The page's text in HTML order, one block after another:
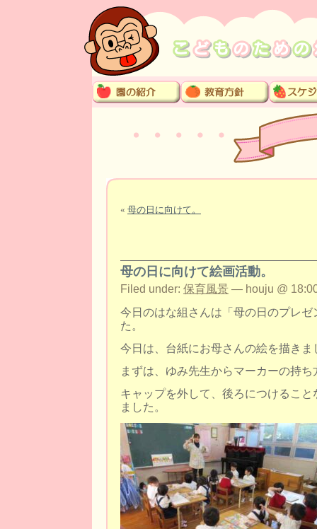
« 母の日に向けて。
母の日に向けて絵画活動。
Filed under: 保育風景 — houju @
今日のはな組さんは「母の日のプレ
た。
今日は、台紙にお母さんの絵を描きま
まずは、ゆみ先生からマーカーの持ち
キャップを外して、後ろにつけるこ
ました。